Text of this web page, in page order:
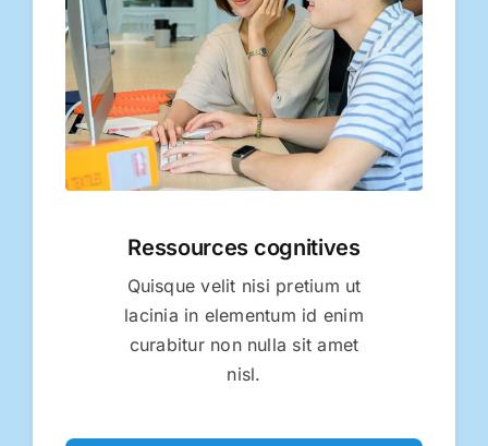
Ressources cognitives
Quisque velit nisi pretium ut
lacinia in elementum id enim
curabitur non nulla sit amet
nisl.